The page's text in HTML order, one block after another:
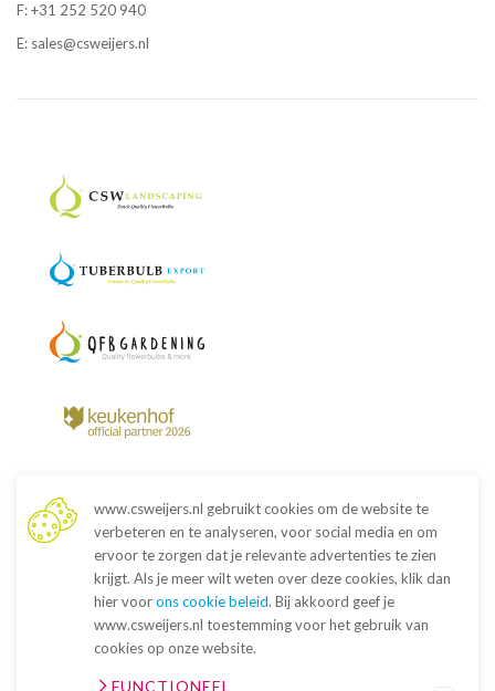
F: +31 252 520 940
E: sales@csweijers.nl
www.csweijers.nl gebruikt cookies om de website te
verbeteren en te analyseren, voor social media en om
ervoor te zorgen dat je relevante advertenties te zien
krijgt. Als je meer wilt weten over deze cookies, klik dan
hier voorons cookie beleid. Bij akkoord geef je
www.csweijers.nl toestemming voor het gebruik van
cookies op onze website.
FUNCTIONEEL